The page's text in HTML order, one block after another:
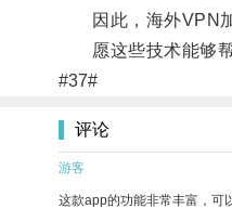
因此，海外VPN加
愿这些技术能够帮
#37#
评论
游客
这款app的功能非常丰富，可